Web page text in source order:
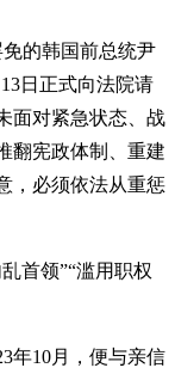
的韩国前总统尹
日正式向法院请
面对紧急状态、战
翻宪政体制、重建
，必须依法从重惩
首领”“滥用职权
年10月，便与亲信